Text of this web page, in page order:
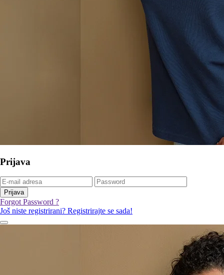
Prijava
Prijava
Forgot Password ?
Još niste registrirani? Registrirajte se sada!